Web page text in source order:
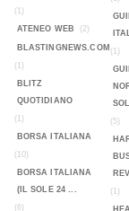
(1)
ATENEO WEB
(2)
BLASTINGNEWS.COM
(1)
BLITZ
QUOTIDIANO
(1)
BORSA ITALIANA
(10)
BORSA ITALIANA
(IL SOLE 24 ...
(6)
(1)
(5)
(1)